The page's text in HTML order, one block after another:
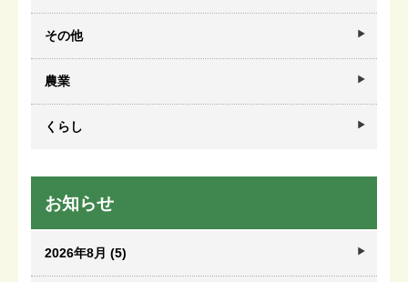
その他
農業
くらし
お知らせ
2026年8月 (5)